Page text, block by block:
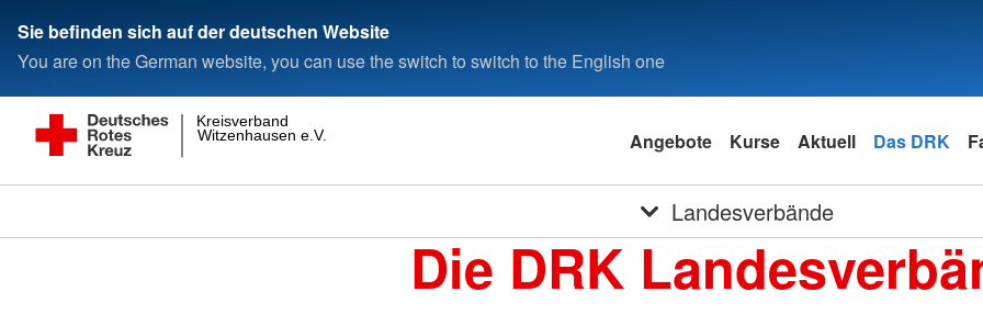
Sie befinden sich auf der deutschen Website
You are on the German website, you can use the switch to switch to the English one
Witzenhausen e.V.
Kreisverband
Angebote Kurse Aktuell Das DRK
Landesverbände
Die DRK